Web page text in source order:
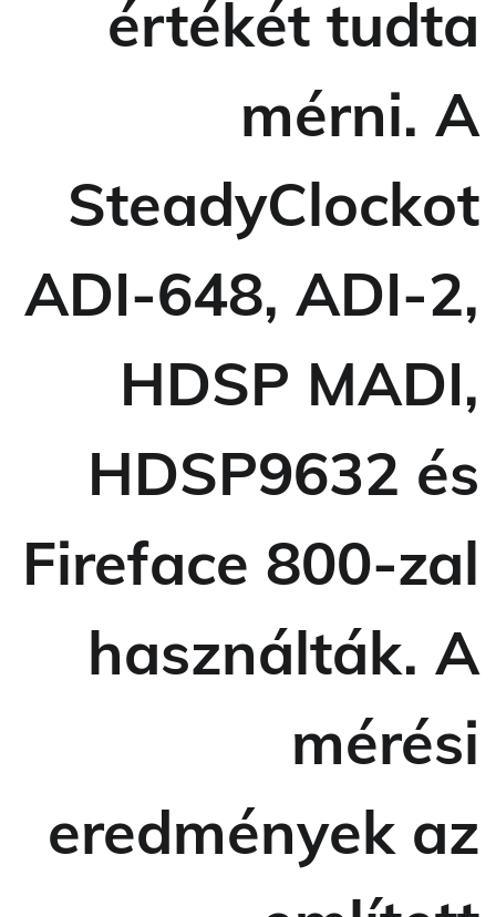
értékét tudta
mérni. A
SteadyClockot
ADI-648, ADI-2,
HDSP MADI,
HDSP9632 és
Fireface 800-zal
használták. A
mérési
eredmények az